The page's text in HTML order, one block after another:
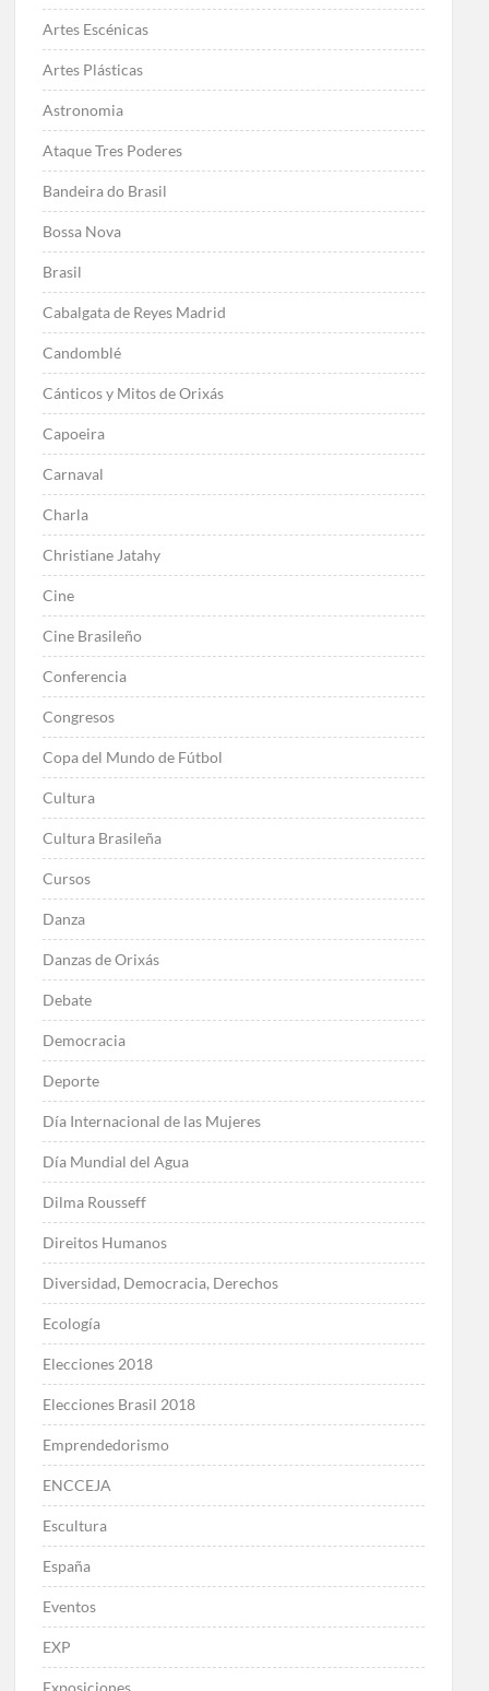
Artes Escénicas
Artes Plásticas
Astronomia
Ataque Tres Poderes
Bandeira do Brasil
Bossa Nova
Brasil
Cabalgata de Reyes Madrid
Candomblé
Cánticos y Mitos de Orixás
Capoeira
Carnaval
Charla
Christiane Jatahy
Cine
Cine Brasileño
Conferencia
Congresos
Copa del Mundo de Fútbol
Cultura
Cultura Brasileña
Cursos
Danza
Danzas de Orixás
Debate
Democracia
Deporte
Día Internacional de las Mujeres
Día Mundial del Agua
Dilma Rousseff
Direitos Humanos
Diversidad, Democracia, Derechos
Ecología
Elecciones 2018
Elecciones Brasil 2018
Emprendedorismo
ENCCEJA
Escultura
España
Eventos
EXP